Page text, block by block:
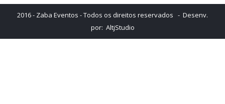
2016 - Zaba Eventos - Todos os direitos reservados - Desenv.
por: AltjStudio